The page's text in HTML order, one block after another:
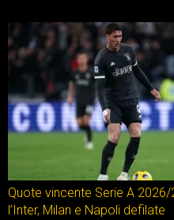
Quote vincente Serie A
l’Inter, Milan e Napoli defilate